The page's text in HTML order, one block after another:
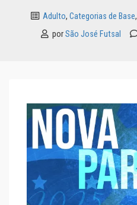
Adulto, Categorias de Base,
porSão José Futsal